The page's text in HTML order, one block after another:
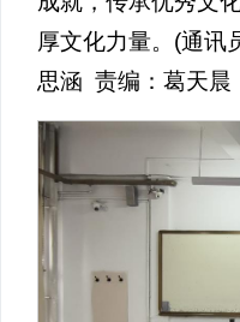
厚文化力量。(通讯
思涵 责编：葛天